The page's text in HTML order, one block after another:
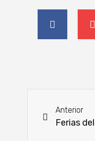
Anterior